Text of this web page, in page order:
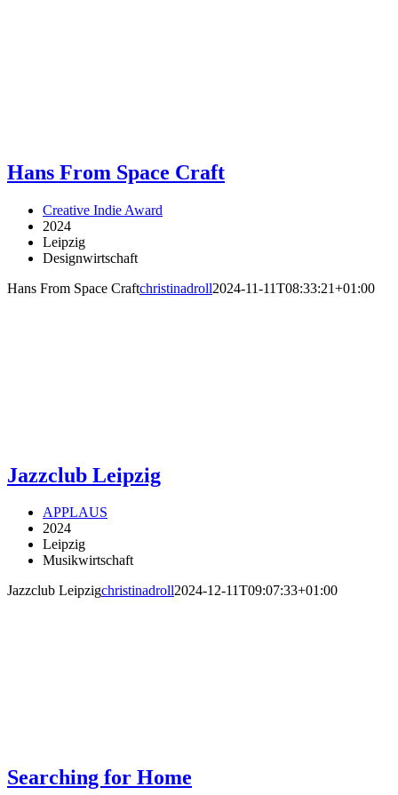
Hans From Space Craft
Creative Indie Award
2024
Leipzig
Designwirtschaft
Hans From Space Craftchristinadroll2024-11-11T08:33:21+01:00
Jazzclub Leipzig
APPLAUS
2024
Leipzig
Musikwirtschaft
Jazzclub Leipzigchristinadroll2024-12-11T09:07:33+01:00
Searching for Home